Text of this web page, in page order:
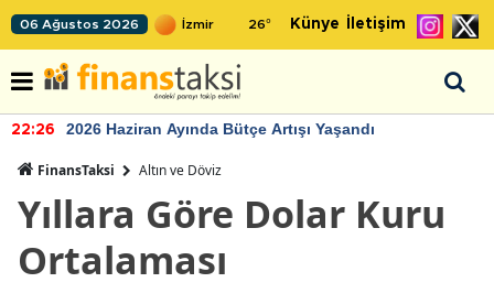
06 Ağustos 2026 26° Künye İletişim
22:26 2026 Haziran Ayında Bütçe Artışı Yaşandı
FinansTaksi Altın ve Döviz
Yıllara Göre Dolar Kuru
Ortalaması